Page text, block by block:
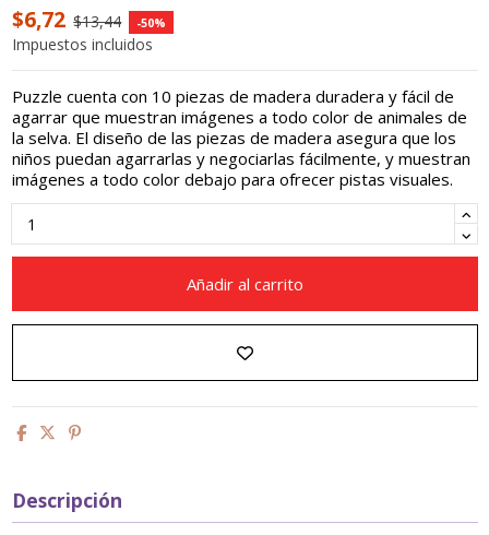
$6,72 $13,44 -50%
Impuestos incluidos
Puzzle cuenta con 10 piezas de madera duradera y fácil de
agarrar que muestran imágenes a todo color de animales de
la selva. El diseño de las piezas de madera asegura que los
niños puedan agarrarlas y negociarlas fácilmente, y muestran
imágenes a todo color debajo para ofrecer pistas visuales.
Añadir al carrito
Descripción